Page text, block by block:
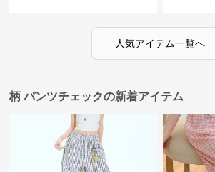
人気アイテム一覧へ
柄 パンツチェックの新着アイテム